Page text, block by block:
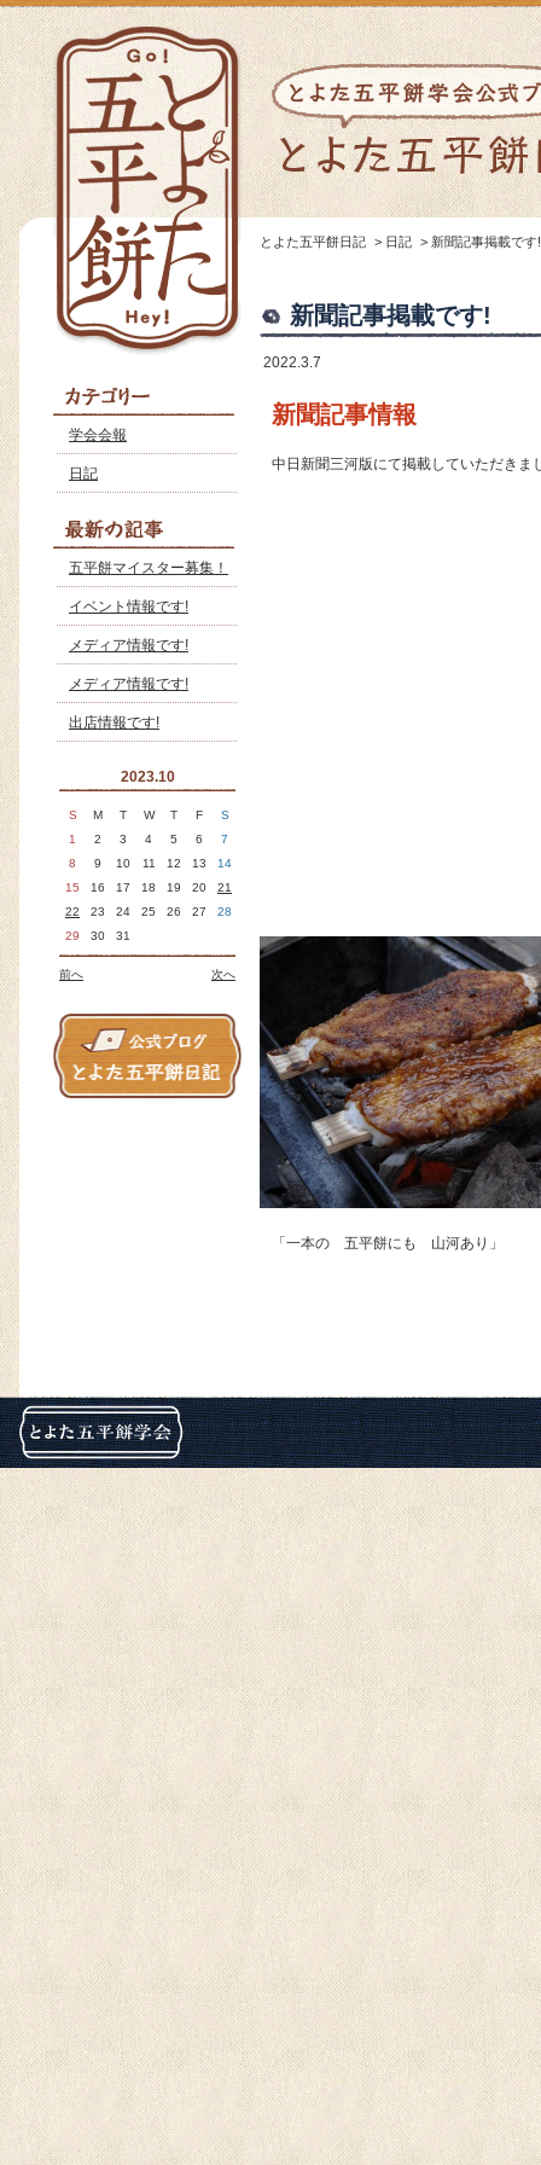
学会会報
日記
五平餅マイスター募集！
イベント情報です!
メディア情報です!
メディア情報です!
出店情報です!
2023.10
S M T W T F
S
1
2 3 4 5 6
7
8
9 10 11 12 13
14
15
16 17 18 19 20
21
22
23 24 25 26 27
28
29
30 31
次へ
前へ
とよた五平餅日記 > 日記 > 新聞記事掲載です!
新聞記事掲載です!
2022.3.7
新聞記事情報
中日新聞三河版にて掲載していただき
「一本の 五平餅にも 山河あり」